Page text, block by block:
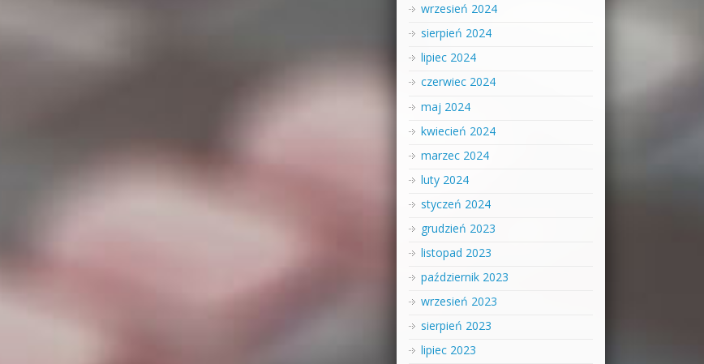
wrzesień 2024
sierpień 2024
lipiec 2024
czerwiec 2024
maj 2024
kwiecień 2024
marzec 2024
luty 2024
styczeń 2024
grudzień 2023
listopad 2023
październik 2023
wrzesień 2023
sierpień 2023
lipiec 2023